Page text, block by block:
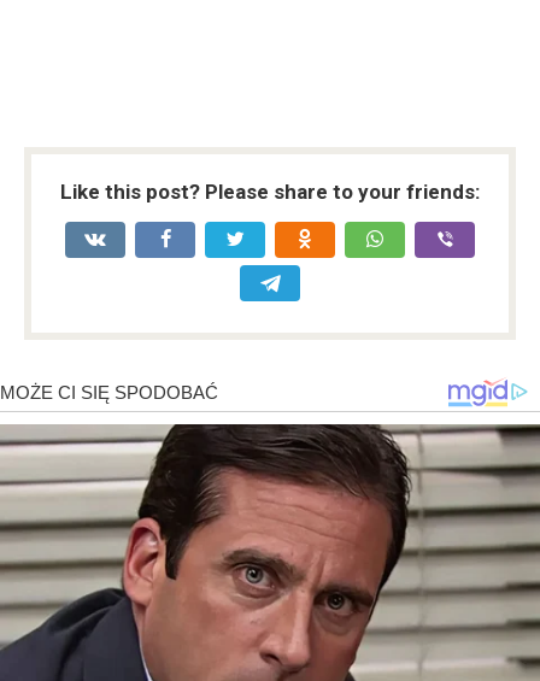
Like this post? Please share to your friends: